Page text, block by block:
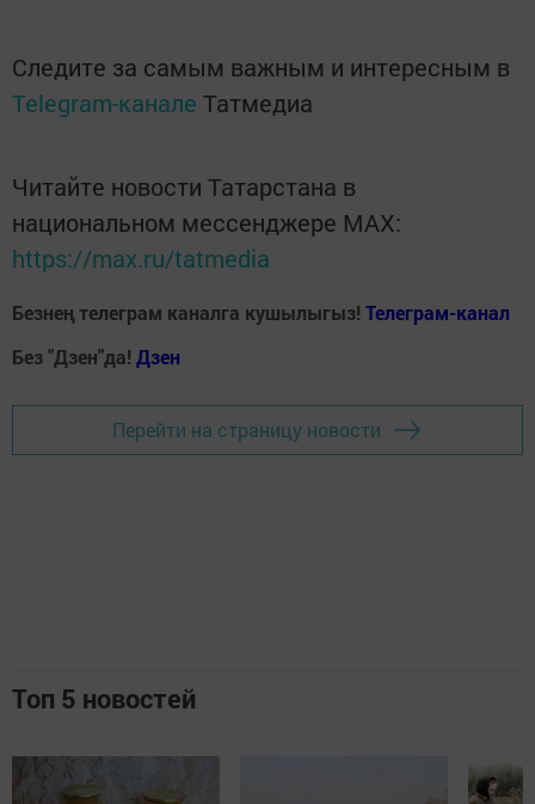
Следите за самым важным и интересным в
Telegram-канале Татмедиа
Читайте новости Татарстана в
национальном мессенджере MАХ:
https://max.ru/tatmedia
Безнең телеграм каналга кушылыгыз! Телеграм-канал
Без "Дзен"да! Дзен
Перейти на страницу новости
Топ 5 новостей